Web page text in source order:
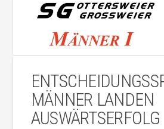
MÄNNER LANDEN
AUSWÄRTSERFOLG